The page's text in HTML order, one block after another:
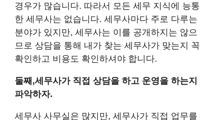
경우가 많습니다. 따라서 모든 세무 지식에 능통
한 세무사는 없습니다. 세무사마다 주로 다루는
분야가 있지만, 세무사는 이를 공개하지는 않으
므로 상담을 통해 내가 찾는 세무사가 맞는지 꼭
확인하고 비용도 확인하셔야 합니다.
둘째,세무사가 직접 상담을 하고 운영을 하는지
파악하자.
세무사 사무실은 많지만, 세무사가 직접 업무를